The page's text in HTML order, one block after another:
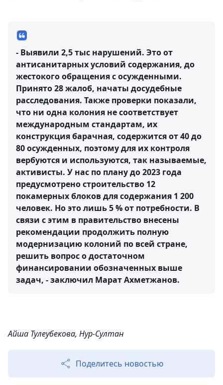
- Выявили 2,5 тыс нарушений. Это от
антисанитарных условий содержания, до
жестокого обращения с осужденными.
Принято 28 жалоб, начаты досудебные
расследования. Также проверки показали,
что ни одна колония не соответствует
международным стандартам, их
конструкция барачная, содержится от 40 до
80 осужденных, поэтому для их контроля
вербуются и используются, так называемые,
активисты. У нас по плану до 2023 года
предусмотрено строительство 12
покамерных блоков для содержания 1 200
человек. Но это лишь 5 % от потребности. В
связи с этим в правительство внесены
рекомендации продолжить полную
модернизацию колоний по всей стране,
решить вопрос о достаточном
финансировании обозначенных выше
задач, - заключил Марат Ахметжанов.
Айша Тулеубекова, Нур-Султан
Поделитесь новостью